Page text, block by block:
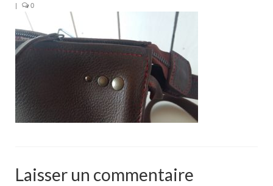
Commandes particulières
E-Boutique
| 0
Laisser un commentaire